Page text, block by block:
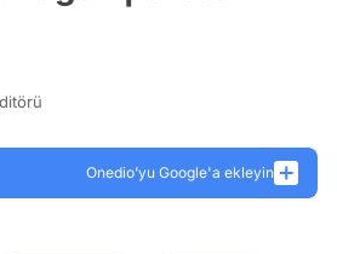
Onedio’yu Google'a ekleyin